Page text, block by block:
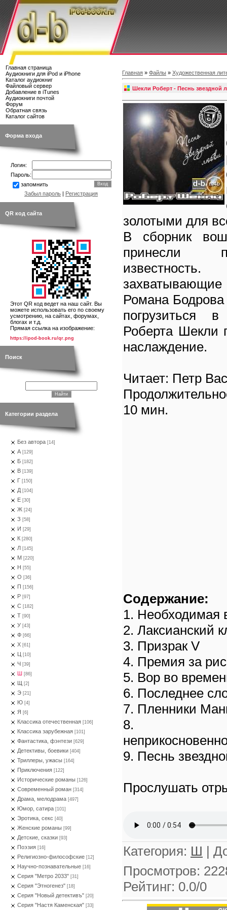
Главная страница
Аудиокниги для iPod и iPhone
Каталог аудиокниг
Файловый сервер
Добавление в iTunes
Аудиокниги почтой
Форум
Обратная связь
Каталог сайтов
Форма входа
Логин:
Пароль:
запомнить
Забыл пароль | Регистрация
QR код сайта
Этот QR код ведет на наш сайт. Вы
можете использовать его по своему
усмотрению, на сайтах, форумах,
блогах и т.д.
Прямая ссылка на изображение:
https://ipod-book.ru/qr.png
Поиск
Категории раздела
Без автора [14]
А [129]
Б [182]
В [139]
Г [150]
Д [104]
Е [30]
Ж [24]
З [58]
И [29]
К [280]
Л [145]
М [220]
Н [55]
О [36]
П [156]
Р [97]
С [182]
Т [90]
У [43]
Ф [66]
Х [61]
Ц [10]
Ч [39]
Ш [86]
Щ [2]
Э [21]
Ю [4]
Я [6]
Классика отечественная [106]
Классика зарубежная [101]
Фантастика, фэнтези [629]
Детективы, боевики [404]
Триллеры, ужасы [164]
Приключения [122]
Исторические романы [126]
Современный роман [314]
Драма, мелодрама [497]
Юмор, сатира [101]
Эротика, секс [40]
Женские романы [99]
Детские, сказки [93]
Поэзия [16]
Религиозно-философские [12]
Научно-познавательные [16]
Серия "Метро 2033" [31]
Серия "Этногенез" [18]
Серия "Новый детективъ" [20]
Серия "Настя Каменская" [33]
Главная » Файлы » Художественная
Шекли Роберт - Песнь звездной
золотыми для
В сборник
принесли
Романа Бодрова
погрузиться
Роберта Шекли
наслаждение.
Читает: Петр
10 мин.
Содержание:
1. Необходимая
2. Лаксианский
3. Призрак V
4. Премия за
5. Вор во
6. Последнее
7. Пленники
8.
9. Песнь
Прослушать
Категория: Ш |
Просмотров:
Рейтинг: 0.0/0